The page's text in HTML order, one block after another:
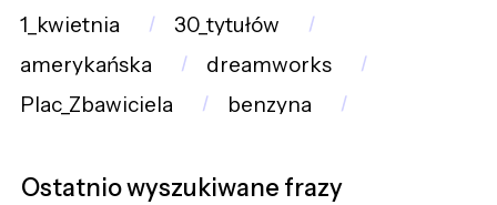
1_kwietnia
30_tytułów
amerykańska
dreamworks
Plac_Zbawiciela
benzyna
Ostatnio wyszukiwane frazy